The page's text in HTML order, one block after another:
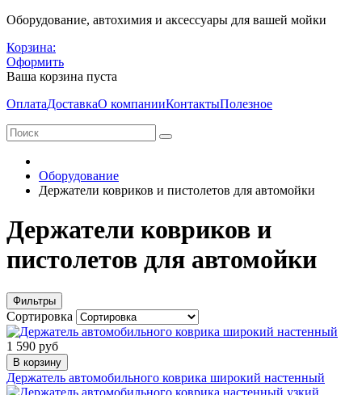
Оборудование, автохимия и аксессуары для вашей мойки
Корзина:
Оформить
Ваша корзина пуста
ОплатаДоставкаО компанииКонтактыПолезное
Оборудование
Держатели ковриков и пистолетов для автомойки
Держатели ковриков и
пистолетов для автомойки
Фильтры
Сортировка
1 590 руб
В корзину
Держатель автомобильного коврика широкий настенный